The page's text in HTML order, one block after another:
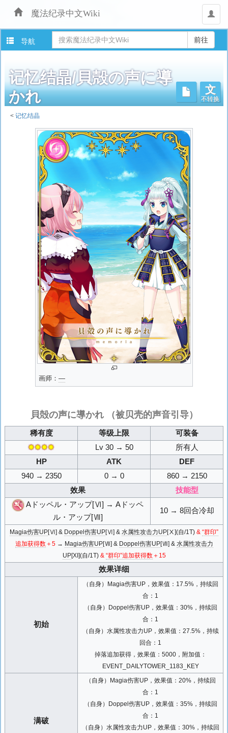
魔法纪录中文Wiki
用
户
导航
记忆结晶/貝殻の声に導
かれ
文
不转换
<记忆结晶
画师： ―
貝殻の声に導かれ（被贝壳的声音引导）
稀有度 等级上限
可装备
✸✸✸✸
Lv 30 → 50
所有人
HP
ATK
DEF
940 → 2350
0 → 0
860 → 2150
效果
技能型
Aドッペル・アップ[Ⅵ] → Aドッペ
ル・アップ[Ⅶ]
10 → 8回合冷却
Magia伤害UP[Ⅵ] & Doppel伤害UP[Ⅵ] & 水属性攻击力UP[Ⅹ](自/1T) & “群印”
追加获得数＋5→ Magia伤害UP[Ⅶ] & Doppel伤害UP[Ⅶ] & 水属性攻击力
UP[XI](自/1T)& “群印”追加获得数＋15
效果详细
初始
（自身）Magia伤害UP，效果值：17.5%，持续回
合：1
（自身）Doppel伤害UP，效果值：30%，持续回
合：1
（自身）水属性攻击力UP，效果值：27.5%，持续
回合：1
掉落追加获得，效果值：5000，附加值：
EVENT_DAILYTOWER_1183_KEY
满破
（自身）Magia伤害UP，效果值：20%，持续回
合：1
（自身）Doppel伤害UP，效果值：35%，持续回
合：1
（自身）水属性攻击力UP，效果值：30%，持续回